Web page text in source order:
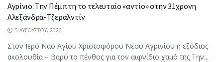
Αγρίνιο: Την Πέμπτη το τελευταίο «αντίο» στην 31χρονη
Αλεξάνδρα-Τζεραλντίν
5 ΑΥΓΟΎΣΤΟΥ, 2026
Στον Ιερό Ναό Αγίου Χριστοφόρου Νέου Αγρινίου η εξόδιος
ακολουθία – Βαρύ το πένθος για τον αιφνίδιο χαμό της Την...